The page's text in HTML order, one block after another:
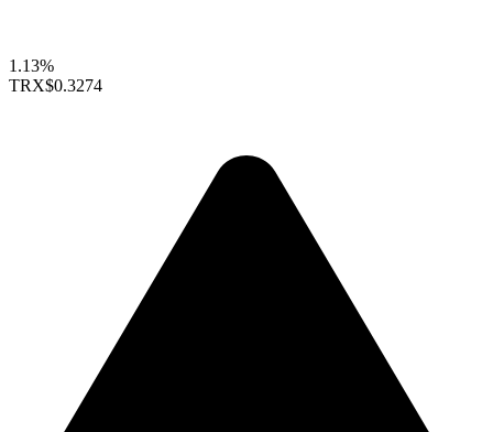
1.13%
TRX$0.3274